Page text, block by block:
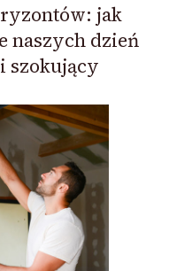
jak
naszych dzień
szokujący